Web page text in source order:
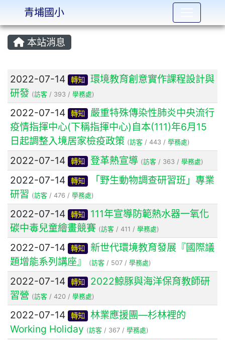
:::
本站消息
文章列表
2022-07-14 轉知
環境教育創意實作課程設計與
研發 (訪客 / 393 / 學務處)
2022-07-14 轉知
嚴重特殊傳染性肺炎中央流行
疫情指揮中心(下稱指揮中心)自本(111)年6月15
日起調整入境居家檢疫政策 (訪客 / 443 / 學務處)
2022-07-14 轉知 登革熱宣導 (訪客/ 363 / 學務處)
2022-07-14 轉知
「野生動物調查研習班」專業
研習 (訪客 / 476 / 學務處)
2022-07-14 轉知
111年宣導防範熱水器一氧化
碳中毒兒童繪畫競賽 (訪客 / 411 / 學務處)
2022-07-14 轉知
新世代環境教育發展『國際議
題增能系列講座』
(訪客 / 507 / 學務處)
2022-07-14 轉知
2022鯨豚與海洋保育教師研
習營 (訪客 / 420 / 學務處)
2022-07-14 轉知
林業應援團—杉林裡的
Working Holiday (訪客 / 367 / 學務處)
青埔國小